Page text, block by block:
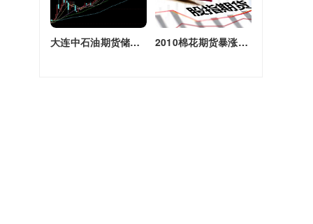
大连中石油期货储备库(大连原油期货) 2010棉花期货暴涨原因(2010棉花期货暴涨原因是什么)